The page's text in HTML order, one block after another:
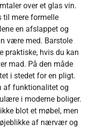
over et glas vin.
til mere formelle
en afslappet og
være med. Barstole
praktiske, hvis du kan
mad. På den måde
i stedet for en pligt.
af funktionalitet og
i moderne boliger.
blot et møbel, men
af nærvær og